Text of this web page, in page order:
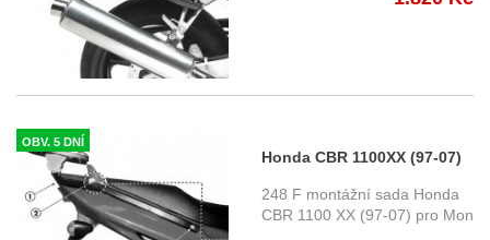
OBV. 5 DNÍ
Honda CBR 1100XX (97-07)
montážní sada horního
nosiče Monorack Givi 248F
248 F montážní sada Honda
CBR 1100 XX (97-07) pro Mon